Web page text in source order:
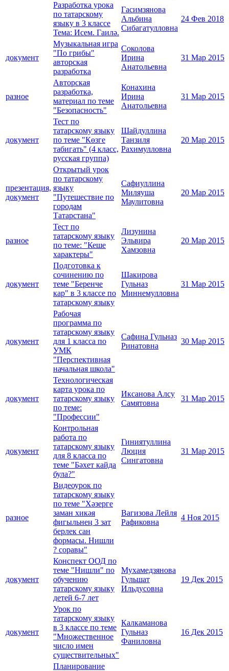
Разработка урока
по татарскому
языку в 3 классе
Тема: Исем. Гаилә.
Гасимзянова
Альбина
Сибагатулловна
24 Фев 2018
документ
Музыкальная игра
"По грибы"
авторская
разработка
Соколова
Ирина
Анатольевна
31 Мар 2015
разное
Авторская
разработка,
материал по теме
"Безопасность"
Конахина
Ирина
Анатольевна
31 Мар 2015
документ
Тест по
татарскому языку
по теме "Көзге
табигать" (4 класс,
русская группа)
Шайдуллина
Танзиля
Рахимулловна
20 Мар 2015
презентация,
документ
Открытый урок
по татарскому
языку
"Путешествие по
городам
Татарстана"
Сафиуллина
Миляуша
Маулитовна
20 Мар 2015
разное
Тест по
татарскому языку
по теме: "Кеше
характеры"
Лизунина
Эльвира
Хамзовна
20 Мар 2015
документ
Подготовка к
сочинению по
теме "Беренче
кар" в 3 классе по
татарскому языку
Шакирова
Гульназ
Миннемулловна
31 Мар 2015
документ
Рабочая
программа по
татарскому языку
для 1 класса по
УМК
"Перспективная
начальная школа"
Сафина Гульназ
Ринатовна
30 Мар 2015
документ
Технологическая
карта урока по
татарскому языку
по теме:
"Профессии"
Иксанова Алсу
Самятовна
31 Мар 2015
документ
Контрольная
работа по
татарскому языку
для 8 класса по
теме "Бәхет кайда
була?"
Гиниятуллина
Люция
Сингатовна
31 Мар 2015
разное
Видеоурок по
татарскому языку
по теме "Хәзерге
заман хикәя
фигыльнең 3 зат
берлек сан
формасы. Нишли
? соравы"
Вагизова Лейля
Рафиковна
4 Ноя 2015
документ
Конспект ООД по
теме "Нишли" по
обучению
татарскому языку
детей 6-7 лет
Мухамедзянова
Гульшат
Ильдусовна
19 Дек 2015
документ
Урок по
татарскому языку
в 3 классе по теме
"Множественное
число имен
существительных"
Калкаманова
Гульназ
Фаниловна
16 Дек 2015
Планирование